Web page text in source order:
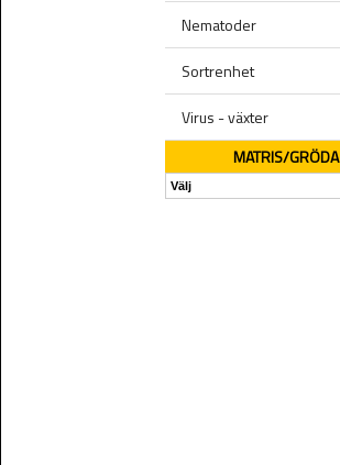
Nematoder
Sortrenhet
Virus - växter
MATRIS/GRÖDA